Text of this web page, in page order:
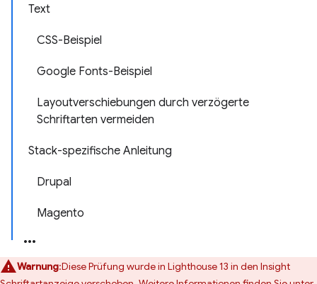
Text
CSS-Beispiel
Google Fonts-Beispiel
Layoutverschiebungen durch verzögerte
Schriftarten vermeiden
Stack-spezifische Anleitung
Drupal
Magento
Warnung:Diese Prüfung wurde in Lighthouse 13 in den Insight